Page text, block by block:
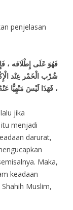
penjelasan
فَهُوَ عَلَى إِطْلَاقه ،
شُرْب الْخَمْر عِنْد
، فَهَذَا لَيْسَ مَنْهِيًّا
jika
menjadi
darurat,
Maka,
keadaan
Shahih Muslim,